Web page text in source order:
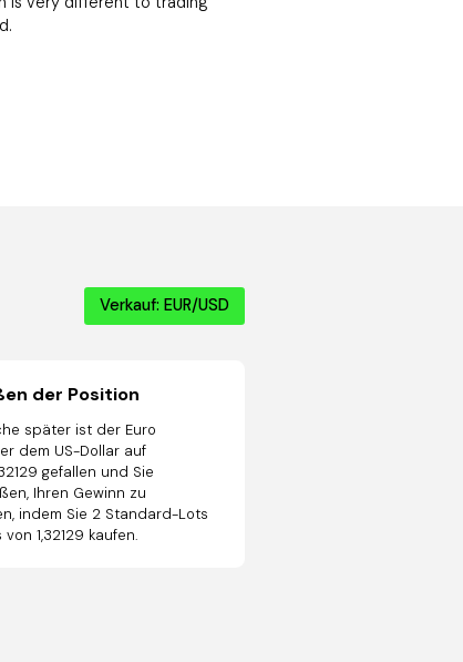
Verkauf: EUR/USD
der Position
später ist der Euro
dem US-Dollar auf
gefallen und Sie
Ihren Gewinn zu
indem Sie 2 Standard-Lots
von 1,32129 kaufen.